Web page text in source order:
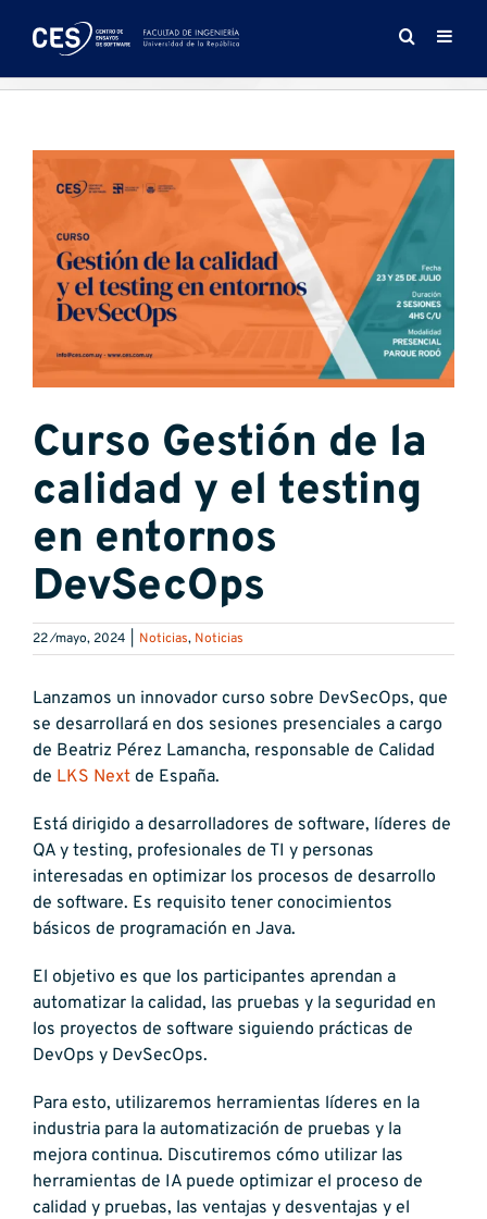
imagen
grande
Curso Gestión de la
calidad y el testing
en entornos
DevSecOps
22 ⁄mayo, 2024 Noticias, Noticias
Lanzamos un innovador curso sobre DevSecOps, que
se desarrollará en dos sesiones presenciales a cargo
de Beatriz Pérez Lamancha, responsable de Calidad
de LKS Nextde España.
Está dirigido a desarrolladores de software, líderes de
QA y testing, profesionales de TI y personas
interesadas en optimizar los procesos de desarrollo
de software. Es requisito tener conocimientos
básicos de programación en Java.
El objetivo es que los participantes aprendan a
automatizar la calidad, las pruebas y la seguridad en
los proyectos de software siguiendo prácticas de
DevOps y DevSecOps.
Para esto, utilizaremos herramientas líderes en la
industria para la automatización de pruebas y la
mejora continua. Discutiremos cómo utilizar las
herramientas de IA puede optimizar el proceso de
calidad y pruebas, las ventajas y desventajas y el